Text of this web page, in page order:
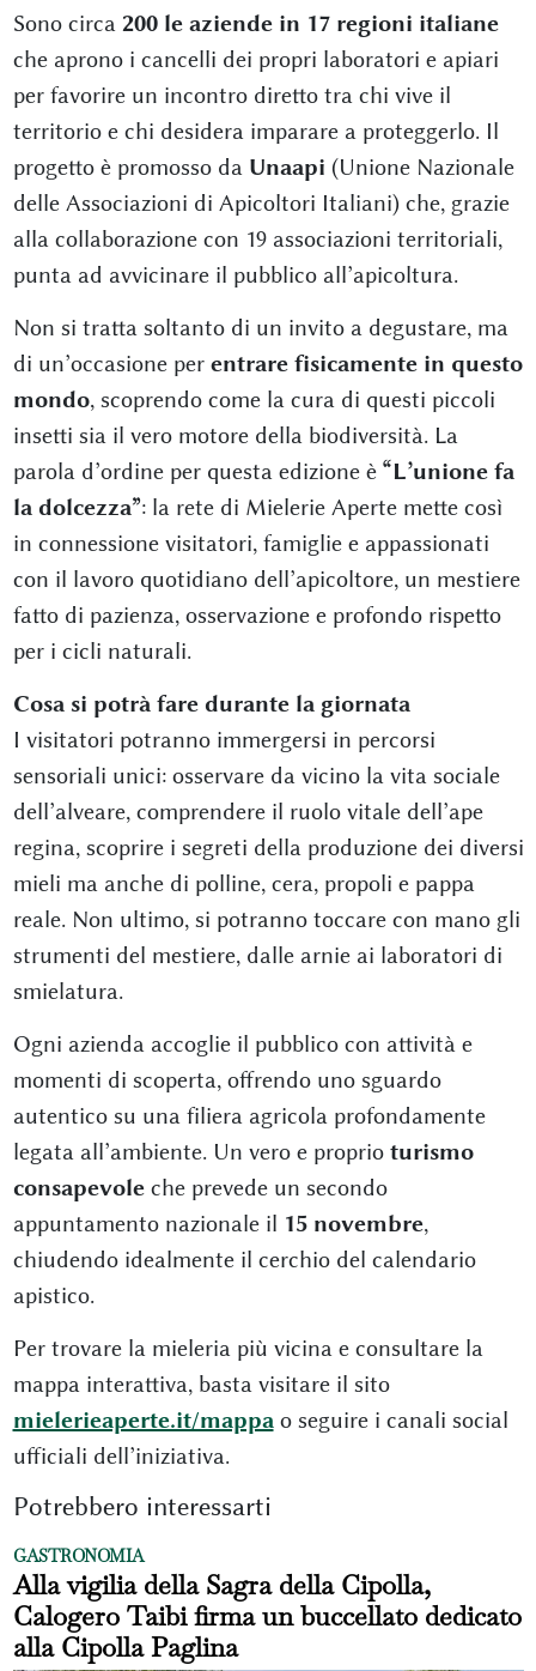
Sono circa 200 le aziende in 17 regioni italiane
che aprono i cancelli dei propri laboratori e apiari
per favorire un incontro diretto tra chi vive il
territorio e chi desidera imparare a proteggerlo. Il
progetto è promosso da Unaapi (Unione Nazionale
delle Associazioni di Apicoltori Italiani) che, grazie
alla collaborazione con 19 associazioni territoriali,
punta ad avvicinare il pubblico all’apicoltura.
Non si tratta soltanto di un invito a degustare, ma
di un’occasione per entrare fisicamente in questo
mondo, scoprendo come la cura di questi piccoli
insetti sia il vero motore della biodiversità. La
parola d’ordine per questa edizione è “L’unione fa
la dolcezza”: la rete di Mielerie Aperte mette così
in connessione visitatori, famiglie e appassionati
con il lavoro quotidiano dell’apicoltore, un mestiere
fatto di pazienza, osservazione e profondo rispetto
per i cicli naturali.
Cosa si potrà fare durante la giornata
I visitatori potranno immergersi in percorsi
sensoriali unici: osservare da vicino la vita sociale
dell’alveare, comprendere il ruolo vitale dell’ape
regina, scoprire i segreti della produzione dei diversi
mieli ma anche di polline, cera, propoli e pappa
reale. Non ultimo, si potranno toccare con mano gli
strumenti del mestiere, dalle arnie ai laboratori di
smielatura.
Ogni azienda accoglie il pubblico con attività e
momenti di scoperta, offrendo uno sguardo
autentico su una filiera agricola profondamente
legata all’ambiente. Un vero e proprio turismo
consapevoleche prevede un secondo
appuntamento nazionale il 15 novembre,
chiudendo idealmente il cerchio del calendario
apistico.
Per trovare la mieleria più vicina e consultare la
mappa interattiva, basta visitare il sito
mielerieaperte.it/mappa o seguire i canali social
ufficiali dell’iniziativa.
Potrebbero interessarti
GASTRONOMIA
Alla vigilia della Sagra della Cipolla,
Calogero Taibi firma un buccellato dedicato
alla Cipolla Paglina